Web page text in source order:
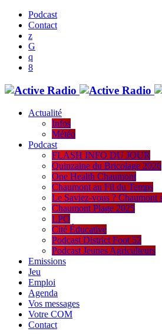
Podcast
Contact
Actualité
Infos
Météo
Podcast
FLASH INFO DU JOUR
Quinzaine du Bricolage 2026
One Health Chaumont
Chaumont au Fil du Temps
Le Saviez-vous ? Chaumont
Chaumont Plage 2025
LPO
Cité Éducative
Podcast District Foot 52
Podcast Jeunes Agriculteurs
Emissions
Jeu
Emploi
Agenda
Vos messages
Votre COM
Contact